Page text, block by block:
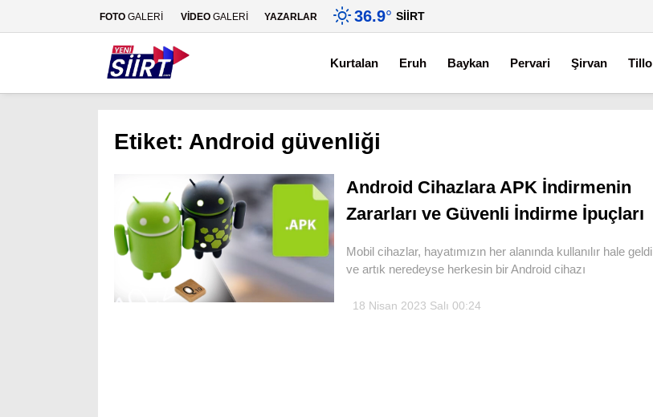
FOTO GALERİ VİDEO GALERİ YAZARLAR 36.9° SIIRT
Kurtalan Eruh Baykan Pervari Şirvan Tillo
Etiket: Android güvenliği
Android Cihazlara APK İndirmenin
Zararları ve Güvenli İndirme İpuçları
Mobil cihazlar, hayatımızın her alanında kullanılır hale geldi
ve artık neredeyse herkesin bir Android cihazı
18 Nisan 2023 Salı 00:24